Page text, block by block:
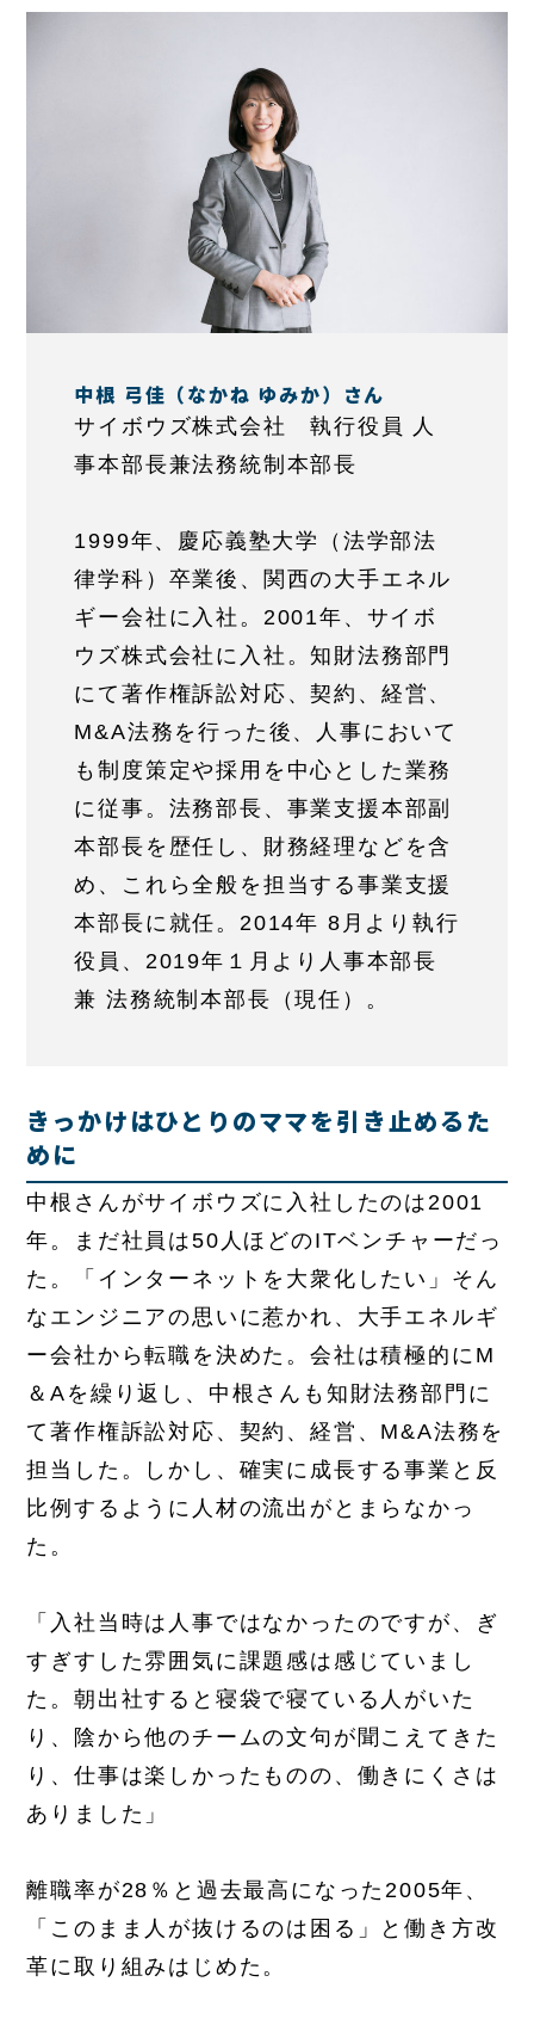
中根 弓佳（なかね ゆみか）さん
サイボウズ株式会社 執行役員 人
事本部長兼法務統制本部長
1999年、慶応義塾大学（法学部法
律学科）卒業後、関西の大手エネル
ギー会社に入社。2001年、サイボ
ウズ株式会社に入社。知財法務部門
にて著作権訴訟対応、契約、経営、
M&A法務を行った後、人事において
も制度策定や採用を中心とした業務
に従事。法務部長、事業支援本部副
本部長を歴任し、財務経理などを含
め、これら全般を担当する事業支援
本部長に就任。2014年 8月より執行
役員、2019年１月より人事本部長
兼 法務統制本部長（現任）。
きっかけはひとりのママを引き止めるた
めに
中根さんがサイボウズに入社したのは2001
年。まだ社員は50人ほどのITベンチャーだっ
た。「インターネットを大衆化したい」そん
なエンジニアの思いに惹かれ、大手エネルギ
ー会社から転職を決めた。会社は積極的にM
＆Aを繰り返し、中根さんも知財法務部門に
て著作権訴訟対応、契約、経営、M&A法務を
担当した。しかし、確実に成長する事業と反
比例するように人材の流出がとまらなかっ
た。
「入社当時は人事ではなかったのですが、ぎ
すぎすした雰囲気に課題感は感じていまし
た。朝出社すると寝袋で寝ている人がいた
り、陰から他のチームの文句が聞こえてきた
り、仕事は楽しかったものの、働きにくさは
ありました」
離職率が28％と過去最高になった2005年、
「このまま人が抜けるのは困る」と働き方改
革に取り組みはじめた。